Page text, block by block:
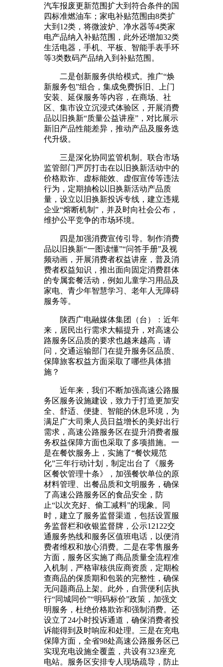
汽车报废更新范围扩大到符合条件的国
四标准燃油车；家电补贴范围由8类扩
大到12类，将微波炉、净水器等4类家
电产品纳入补贴范围，此外还增加32类
生活电器，手机、平板、智能手表手环
等3类数码产品纳入到补贴范围。
二是创新服务供给模式。推广“焕
新服务包”组合，集成免费拆旧、上门
安装、延保服务等内容，在商场、社
区、集市设立沉浸式体验区，开展消费
品以旧换新“质量公益讲座”，对比展示
新旧产品性能差异，推动产品及服务迭
代升级。
三是深化协同监管机制。联合市场
监管部门严厉打击在以旧换新活动中的
价格欺诈、虚标能效、虚假宣传等违法
行为，定期抽检以旧换新活动产品质
量，设立以旧换新投诉专线，建立违规
企业“熔断机制”，并及时向社会公布，
维护公平竞争的市场环境。
四是加强消费宣传引导。制作消费
品以旧换新“一图读懂”“问答手册”及视
频动画，开展消费者权益讲座，普及消
费者权益知识，推出面向固定消费群体
的专属套餐活动，例如儿童学习用品及
家电、青少年智慧学习、老年人无障碍
服务等。
陕西广电融媒体集团（台）：近年
来，居民出行需求大幅提升，对高速公
路服务区品质的要求也越来越高，请
问，交通运输部门在提升服务区品质、
保障旅客权益方面采取了哪些具体措
施？
近年来，我们不断加强高速公路服
务区服务设施建设，致力于打造更加安
全、舒适、便捷、智能的休息环境，为
满足广大司乘人员日益增长的美好出行
需求，高速公路服务区在提升消费者服
务权益保障方面也采取了多项措施。一
是在餐饮服务上，实施了“餐饮规范
化”三年行动计划，制定出台了《服务
区餐饮管理十条》，加强餐饮单位的原
材料管理、出餐品质和文明服务，确保
了高速公路服务区的食品安全，防
止“以次充好、偷工减料”的现象。同
时，建立了服务监督渠道，包括设置服
务监督栏和收银监督牌，公示12122交
通服务热线和服务区值班电话，以便消
费者维权和放心消费。二是在零售服务
方面，服务区实施了商品质量全流程准
入机制，严格审核供应商资质，定期检
查商品的保质期和包装的完整性，确保
无问题商品上架。此外，自营便利店执
行“同城同价”“明码标价”政策，加强文
明服务，杜绝价格欺诈和强制消费。还
设立了24小时投诉通道，确保消费者投
诉能得到及时响应和处理。三是在充电
保障方面，全省98处高速公路服务区已
实现充电设施全覆盖，共设有323座充
电站。服务区安排专人现场疏导，防止